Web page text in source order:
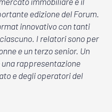
edizione del Forum.
innovativo con tanti
I relatori sono per
e un terzo senior. Un
rappresentazione
e degli operatori del